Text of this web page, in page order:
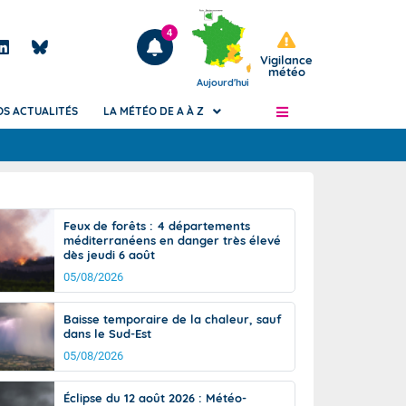
Articles
4
Aujourd'hui
Vigilance
météo
de
Phénomènes dangereux de J+2 à J+7
Avertissement pluies intenses à l'échelle
des communes (Apic)
Bulletins Marine
Bulletins d'estimation du risque
d'avalanche
Météo des forêts
Vigicrues
ACTUALITÉS LA MÉTÉO DE A À Z
Feux de forêts : 4 départements
méditerranéens en danger très élevé
dès jeudi 6 août
05/08/2026
Baisse temporaire de la chaleur, sauf
dans le Sud-Est
05/08/2026
Éclipse du 12 août 2026 : Météo-